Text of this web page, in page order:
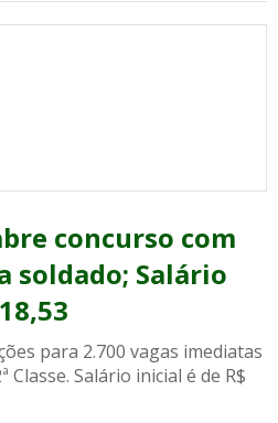
concurso com
soldado; Salário
para 2.700 vagas imediatas
Classe. Salário inicial é de R$